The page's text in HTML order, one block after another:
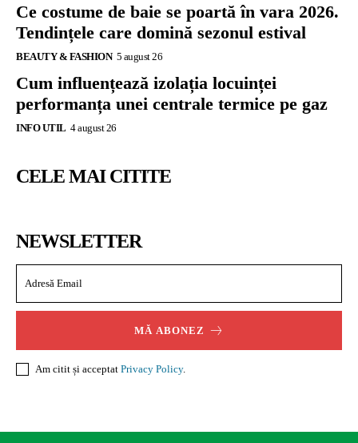
Ce costume de baie se poartă în vara 2026.
Tendințele care domină sezonul estival
BEAUTY & FASHION 5 august 26
Cum influențează izolația locuinței
performanța unei centrale termice pe gaz
INFO UTIL 4 august 26
CELE MAI CITITE
NEWSLETTER
MĂ ABONEZ
Am citit și acceptat Privacy Policy.